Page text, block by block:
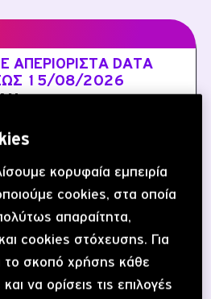
ΑΠΕΡΙΌΡΙΣΤΑ DATA
ΈΩΣ 15/08/2026
όλους
κορυφαία εμπειρία
cookies, στα οποία
απαραίτητα,
cookies στόχευσης. Για
το σκοπό χρήσης κάθε
να ορίσεις τις επιλογές